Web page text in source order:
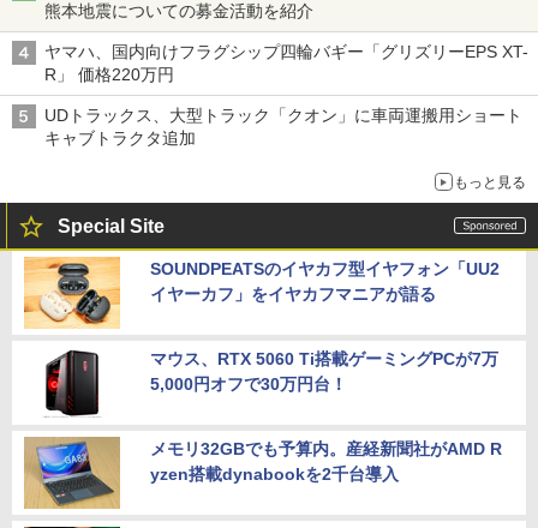
熊本地震についての募金活動を紹介
ヤマハ、国内向けフラグシップ四輪バギー「グリズリーEPS XT-
R」 価格220万円
UDトラックス、大型トラック「クオン」に車両運搬用ショート
キャブトラクタ追加
もっと見る
Special Site
SOUNDPEATSのイヤカフ型イヤフォン「UU2
イヤーカフ」をイヤカフマニアが語る
マウス、RTX 5060 Ti搭載ゲーミングPCが7万
5,000円オフで30万円台！
メモリ32GBでも予算内。産経新聞社がAMD R
yzen搭載dynabookを2千台導入